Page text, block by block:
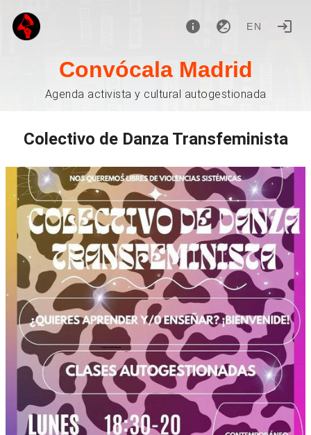
EN
Convócala Madrid
Agenda activista y cultural autogestionada
Colectivo de Danza Transfeminista